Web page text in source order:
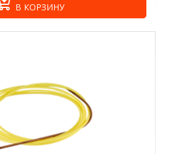
В КОРЗИНУ